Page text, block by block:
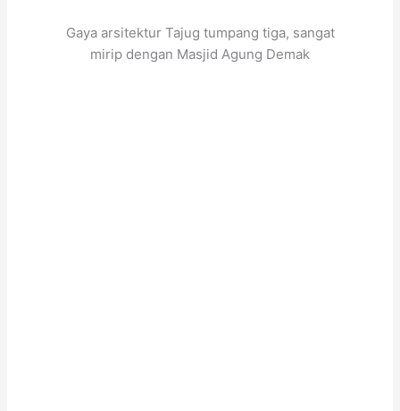
Gaya arsitektur Tajug tumpang tiga, sangat
mirip dengan Masjid Agung Demak